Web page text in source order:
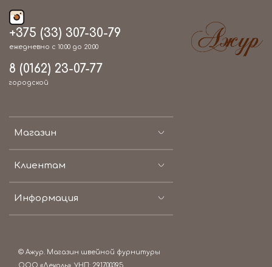
Магазин
Клиентам
Информация
+375 (33) 307-30-79
ежедневно с 10:00 до 20:00
8 (0162) 23-07-77
городской
© Ажур. Магазин швейной фурнитуры
ООО «Деколь», УНП: 291700395